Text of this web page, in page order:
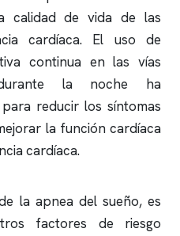
calidad de vida de las
cardíaca. El uso de
continua en las vías
durante la noche ha
reducir los síntomas
la función cardíaca
cardíaca.
la apnea del sueño, es
factores de riesgo